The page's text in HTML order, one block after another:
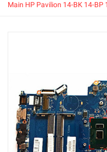
Main HP Pavilion 14-BK 14-BP